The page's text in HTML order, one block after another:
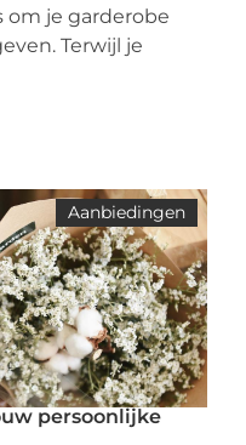
je garderobe
Terwijl je
Aanbiedingen
persoonlijke